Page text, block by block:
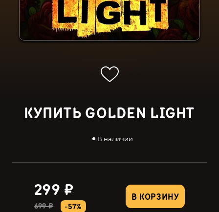
КУПИТЬ GOLDEN LIGHT
В наличии
В КОРЗИНУ
299 ₽
699 ₽ -57%